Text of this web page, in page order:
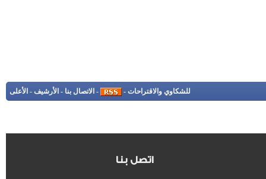
للشكاوي والاقتراحات -
- الاتصال بنا - الأرشيف - الأعلى
اتصل بنا